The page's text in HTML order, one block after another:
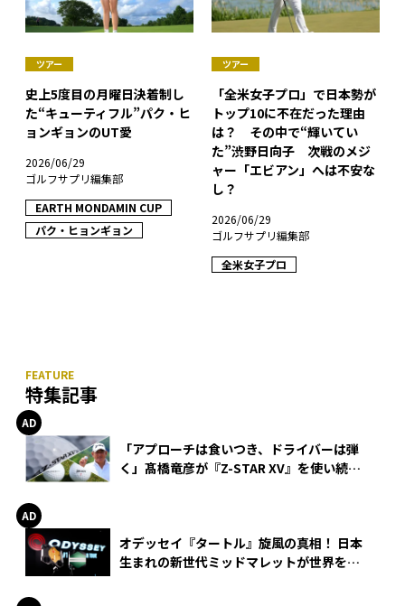
ツアー
史上5度目の月曜日決着制し
た“キューティフル”パク・ヒ
ョンギョンのUT愛
2026/06/29
ゴルフサプリ編集部
EARTH MONDAMIN CUP
パク・ヒョンギョン
ツアー
「全米女子プロ」で日本勢が
トップ10に不在だった理由
は？ その中で“輝いてい
た”渋野日向子 次戦のメジ
ャー「エビアン」へは不安な
し？
2026/06/29
ゴルフサプリ編集部
全米女子プロ
特集記事
「アプローチは食いつき、ドライバーは弾
く」髙橋竜彦が『Z-STAR XV』を使い続け
オデッセイ『タートル』旋風の真相！ 日本
生まれの新世代ミッドマレットが世界を席